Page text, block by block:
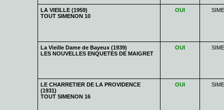
LA VIEILLE (1959)
TOUT SIMENON 10
OUI
La Vieille Dame de Bayeux (1939)
LES NOUVELLES ENQUETES DE MAIGRET
OUI
LE CHARRETIER DE LA PROVIDENCE
(1931)
TOUT SIMENON 16
OUI